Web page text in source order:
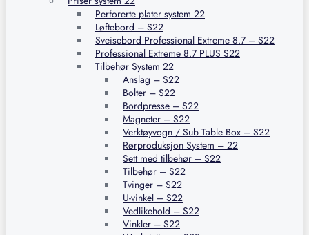
Perforerte plater system 22
Løftebord – S22
Sveisebord Professional Extreme 8.7 – S22
Professional Extreme 8.7 PLUS S22
Tilbehør System 22
Anslag – S22
Bolter – S22
Bordpresse – S22
Magneter – S22
Verktøyvogn / Sub Table Box – S22
Rørproduksjon System – 22
Sett med tilbehør – S22
Tilbehør – S22
Tvinger – S22
U-vinkel – S22
Vedlikehold – S22
Vinkler – S22